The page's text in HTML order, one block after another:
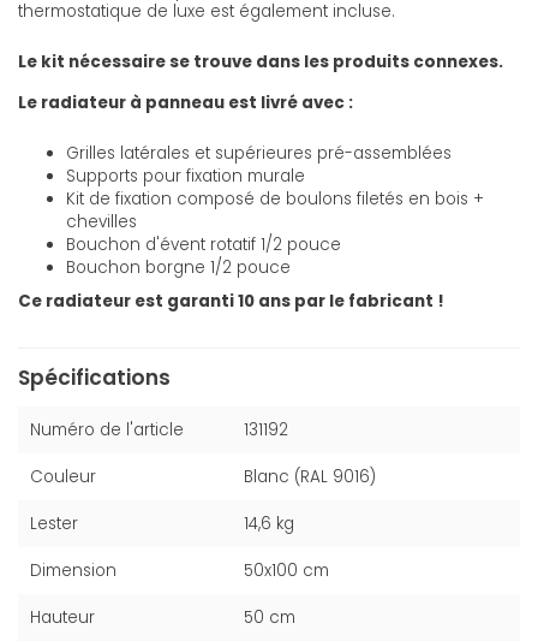
thermostatique de luxe est également incluse.
Le kit nécessaire se trouve dans les produits connexes.
Le radiateur à panneau est livré avec :
Grilles latérales et supérieures pré-assemblées
Supports pour fixation murale
Kit de fixation composé de boulons filetés en bois +
chevilles
Bouchon d'évent rotatif 1/2 pouce
Bouchon borgne 1/2 pouce
Ce radiateur est garanti 10 ans par le fabricant !
Spécifications
Numéro de l'article 131192
Couleur Blanc (RAL 9016)
Lester 14,6 kg
Dimension 50x100 cm
Hauteur 50 cm